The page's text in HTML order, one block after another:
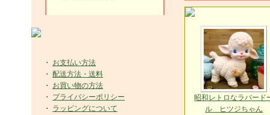
・ お支払い方法
・ 配送方法・送料
・ お買い物の方法
・ プライバシーポリシー
・ ラッピングについて
昭和レトロなラバード
ル ヒツジちゃん